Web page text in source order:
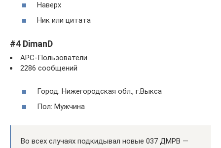
Наверх
Ник или цитата
#4 DimanD
APC-Пользователи
2286 сообщений
Город: Нижегородская обл., г.Выкса
Пол: Мужчина
Во всех случаях подкидывал новые 037 ДМРВ —